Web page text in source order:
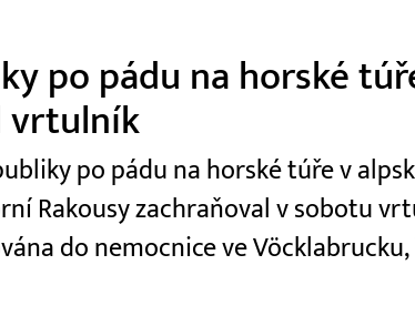
po pádu na horské
vrtulník
po pádu na horské túře v
Rakousy zachraňoval v sobotu
do nemocnice ve